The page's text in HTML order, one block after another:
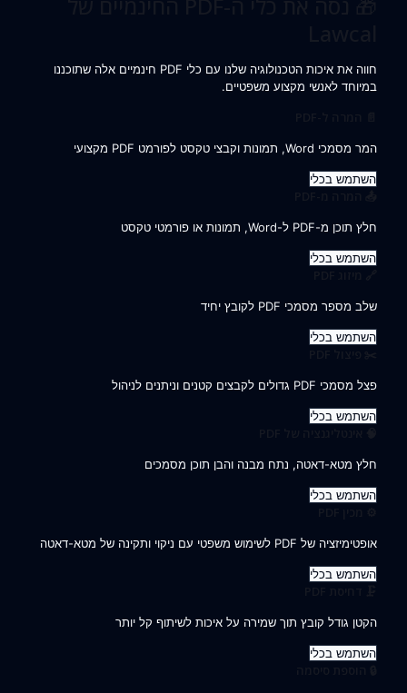
חווה את איכות הטכנולוגיה שלנו עם כלי PDF חינמיים אלה שתוכננו
במיוחד לאנשי מקצוע משפטיים.
המר מסמכי Word, תמונות וקבצי טקסט לפורמט PDF מקצועי
השתמש בכלי
חלץ תוכן מ-PDF ל-Word, תמונות או פורמטי טקסט
השתמש בכלי
שלב מספר מסמכי PDF לקובץ יחיד
השתמש בכלי
פצל מסמכי PDF גדולים לקבצים קטנים וניתנים לניהול
השתמש בכלי
חלץ מטא-דאטה, נתח מבנה והבן תוכן מסמכים
השתמש בכלי
אופטימיזציה של PDF לשימוש משפטי עם ניקוי ותקינה של מטא-דאטה
השתמש בכלי
הקטן גודל קובץ תוך שמירה על איכות לשיתוף קל יותר
השתמש בכלי